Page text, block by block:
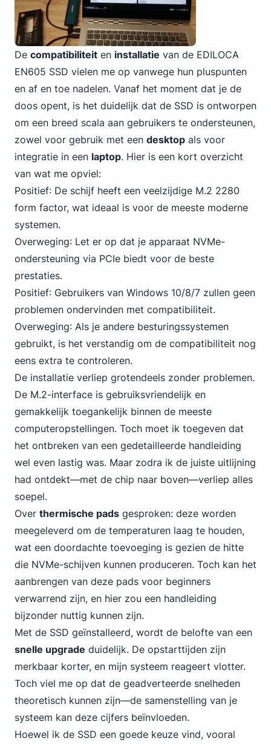
De compatibiliteit en installatie van de EDILOCA
EN605 SSD vielen me op vanwege hun pluspunten
en af en toe nadelen. Vanaf het moment dat je de
doos opent, is het duidelijk dat de SSD is ontworpen
om een breed scala aan gebruikers te ondersteunen,
zowel voor gebruik met een desktop als voor
integratie in een laptop. Hier is een kort overzicht
van wat me opviel:
Positief: De schijf heeft een veelzijdige M.2 2280
form factor, wat ideaal is voor de meeste moderne
systemen.
Overweging: Let er op dat je apparaat NVMe-
ondersteuning via PCIe biedt voor de beste
prestaties.
Positief: Gebruikers van Windows 10/8/7 zullen geen
problemen ondervinden met compatibiliteit.
Overweging: Als je andere besturingssystemen
gebruikt, is het verstandig om de compatibiliteit nog
eens extra te controleren.
De installatie verliep grotendeels zonder problemen.
De M.2-interface is gebruiksvriendelijk en
gemakkelijk toegankelijk binnen de meeste
computeropstellingen. Toch moet ik toegeven dat
het ontbreken van een gedetailleerde handleiding
wel even lastig was. Maar zodra ik de juiste uitlijning
had ontdekt—met de chip naar boven—verliep alles
soepel.
Over thermische pads gesproken: deze worden
meegeleverd om de temperaturen laag te houden,
wat een doordachte toevoeging is gezien de hitte
die NVMe-schijven kunnen produceren. Toch kan het
aanbrengen van deze pads voor beginners
verwarrend zijn, en hier zou een handleiding
bijzonder nuttig kunnen zijn.
Met de SSD geïnstalleerd, wordt de belofte van een
snelle upgrade duidelijk. De opstarttijden zijn
merkbaar korter, en mijn systeem reageert vlotter.
Toch viel me op dat de geadverteerde snelheden
theoretisch kunnen zijn—de samenstelling van je
systeem kan deze cijfers beïnvloeden.
Hoewel ik de SSD een goede keuze vind, vooral